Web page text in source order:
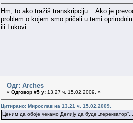
Hm, to ako tražiš transkripciju... Ako je
problem o kojem smo pričali u temi
ili Lukovi...
Одг: Arches
« Одговор #5 у: 13.27 ч. 15.02.2009. »
Цитирано: Мирослав на 13.21 ч. 15.02.2009.
Ценим да обоје чекамо Делију да буде